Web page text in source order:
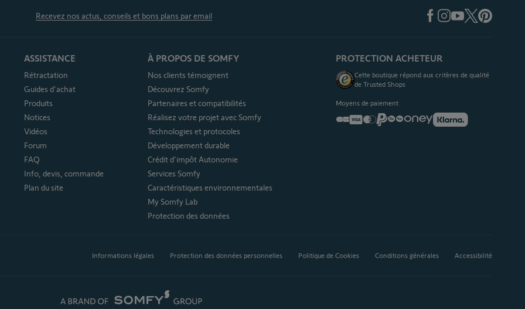
Recevez nos actus, conseils et bons plans par email
ASSISTANCE
Rétractation
Guides d'achat
Produits
Notices
Vidéos
Forum
FAQ
Info, devis, commande
Plan du site
À PROPOS DE SOMFY
Nos clients témoignent
Découvrez Somfy
Partenaires et compatibilités
Réalisez votre projet avec Somfy
Technologies et protocoles
Développement durable
Crédit d'impôt Autonomie
Services Somfy
Caractéristiques environnementales
My Somfy Lab
Protection des données
PROTECTION ACHETEUR
Cette boutique répond aux critères de qualité
de Trusted Shops
Moyens de paiement
Informations légales Protection des données personnelles Politique de Cookies Conditions générales Accessibilité